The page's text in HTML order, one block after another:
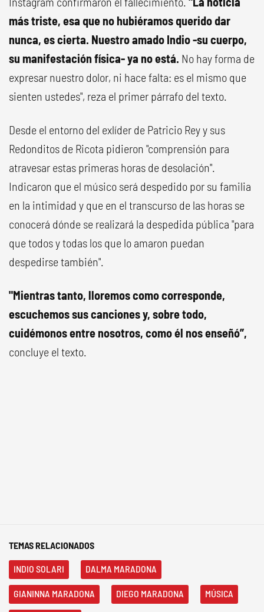
más triste, esa que no hubiéramos querido dar
nunca, es cierta. Nuestro amado Indio -su cuerpo,
su manifestación física- ya no está. No hay forma de
expresar nuestro dolor, ni hace falta: es el mismo que
sienten ustedes", reza el primer párrafo del texto.
Desde el entorno del exlíder de Patricio Rey y sus
Redonditos de Ricota pidieron "comprensión para
atravesar estas primeras horas de desolación".
Indicaron que el músico será despedido por su familia
en la intimidad y que en el transcurso de las horas se
conocerá dónde se realizará la despedida pública "para
que todos y todas los que lo amaron puedan
despedirse también".
"Mientras tanto, lloremos como corresponde,
escuchemos sus canciones y, sobre todo,
cuidémonos entre nosotros, como él nos enseñó”,
concluye el texto.
TEMAS RELACIONADOS
INDIO SOLARI DALMA MARADONA
GIANINNA MARADONA DIEGO MARADONA MÚSICA